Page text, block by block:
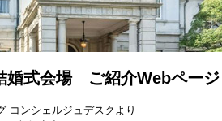
式会場 ご紹介Webページ
コンシェルジュデスクより